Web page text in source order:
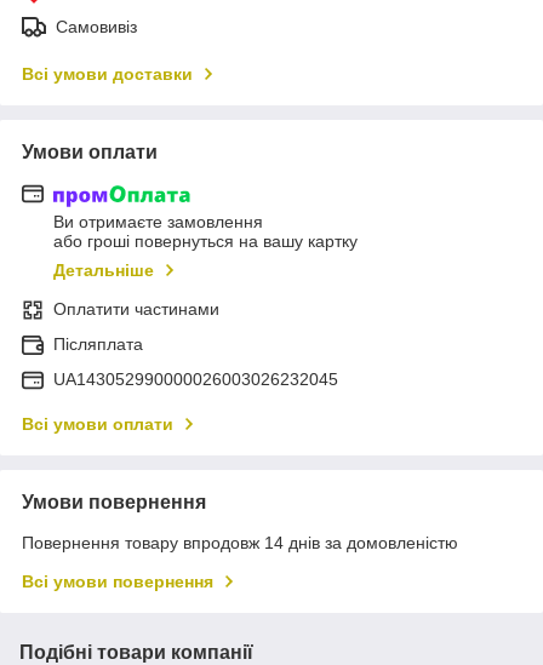
Самовивіз
Всі умови доставки
Умови оплати
Ви отримаєте замовлення
або гроші повернуться на вашу картку
Детальніше
Оплатити частинами
Післяплата
UA143052990000026003026232045
Всі умови оплати
Умови повернення
Повернення товару впродовж 14 днів за домовленістю
Всі умови повернення
Подібні товари компанії